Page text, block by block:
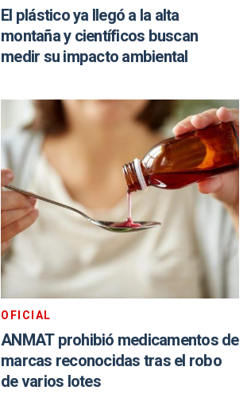
El plástico ya llegó a la alta
montaña y científicos buscan
medir su impacto ambiental
OFICIAL
ANMAT prohibió medicamentos de
marcas reconocidas tras el robo
de varios lotes